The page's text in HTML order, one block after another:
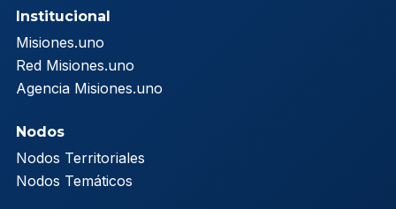
Institucional
Misiones.uno
Red Misiones.uno
Agencia Misiones.uno
Nodos
Nodos Territoriales
Nodos Temáticos